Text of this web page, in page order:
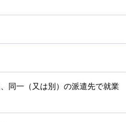
同一（又は別）の派遣先で就業